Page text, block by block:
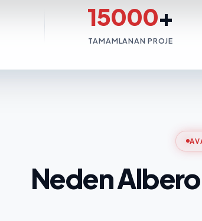
15000+
TAMAMLANAN PROJE
Neden